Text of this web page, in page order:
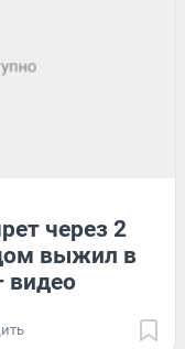
через 2
выжил в
видео